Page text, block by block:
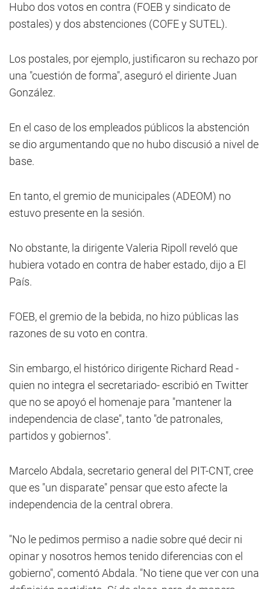
Hubo dos votos en contra (FOEB y sindicato de
postales) y dos abstenciones (COFE y SUTEL).
Los postales, por ejemplo, justificaron su rechazo por
una "cuestión de forma", aseguró el diriente Juan
González.
En el caso de los empleados públicos la abstención
se dio argumentando que no hubo discusió a nivel de
base.
En tanto, el gremio de municipales (ADEOM) no
estuvo presente en la sesión.
No obstante, la dirigente Valeria Ripoll reveló que
hubiera votado en contra de haber estado, dijo a El
País.
FOEB, el gremio de la bebida, no hizo públicas las
razones de su voto en contra.
Sin embargo, el histórico dirigente Richard Read -
quien no integra el secretariado- escribió en Twitter
que no se apoyó el homenaje para "mantener la
independencia de clase", tanto "de patronales,
partidos y gobiernos".
Marcelo Abdala, secretario general del PIT-CNT, cree
que es "un disparate" pensar que esto afecte la
independencia de la central obrera.
"No le pedimos permiso a nadie sobre qué decir ni
opinar y nosotros hemos tenido diferencias con el
gobierno", comentó Abdala. "No tiene que ver con una